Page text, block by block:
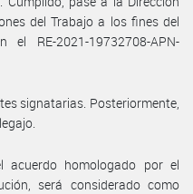
del Trabajo a los fines del
RE-2021-19732708-APN-
signatarias. Posteriormente,
acuerdo homologado por el
será considerado como